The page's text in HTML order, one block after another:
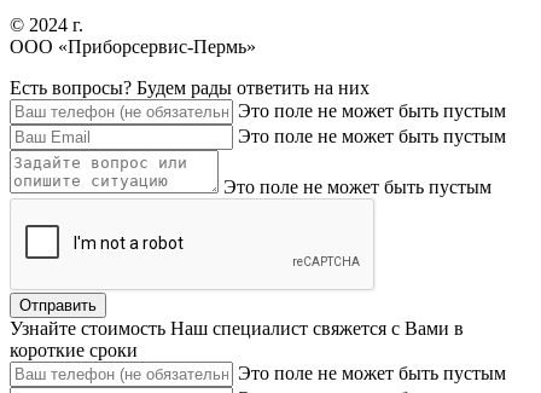
© 2024 г.
ООО «Приборсервис-Пермь»
Есть вопросы? Будем рады ответить на них
Это поле не может быть пустым
Это поле не может быть пустым
Это поле не может быть пустым
Узнайте стоимость Наш специалист свяжется с Вами в
короткие сроки
Это поле не может быть пустым